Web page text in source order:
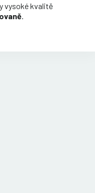
vysoké kvalitě
.